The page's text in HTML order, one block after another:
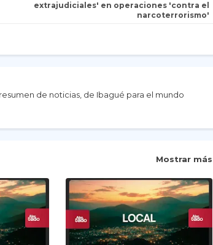
extrajudiciales' en operaciones 'contra el
narcoterrorismo'
de noticias, de Ibagué para el mundo
Mostrar más